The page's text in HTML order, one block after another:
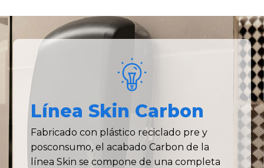
Línea Skin Carbon
Fabricado con plástico reciclado pre y
posconsumo, el acabado Carbon de la
línea Skin se compone de una completa